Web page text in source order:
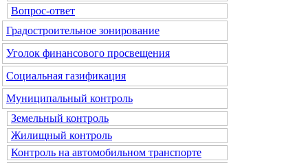
Вопрос-ответ
Градостроительное зонирование
Уголок финансового просвещения
Социальная газификация
Муниципальный контроль
Земельный контроль
Жилищный контроль
Контроль на автомобильном транспорте